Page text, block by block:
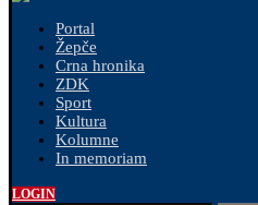
Portal
Žepče
Crna hronika
ZDK
Sport
Kultura
Kolumne
In memoriam
LOGIN